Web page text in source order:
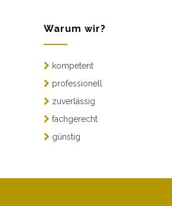
Warum wir?
kompetent
professionell
zuverlässig
fachgerecht
günstig